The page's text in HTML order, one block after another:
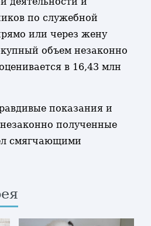
по служебной
или через жену
объем незаконно
в 16,43 млн
показания и
полученные
смягчающими